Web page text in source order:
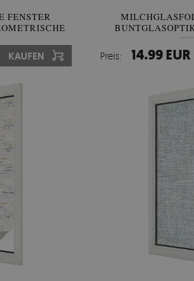
FENSTER
KAUFEN Preis: 14.99 EUR